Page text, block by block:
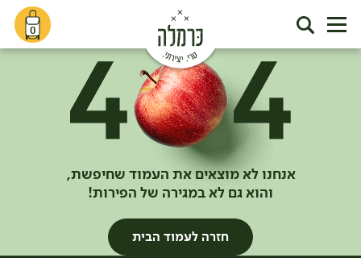
0
אנחנו לא מוצאים את העמוד שחיפשת,
והוא גם לא במגירה של הפירות!
חזרה לעמוד הבית